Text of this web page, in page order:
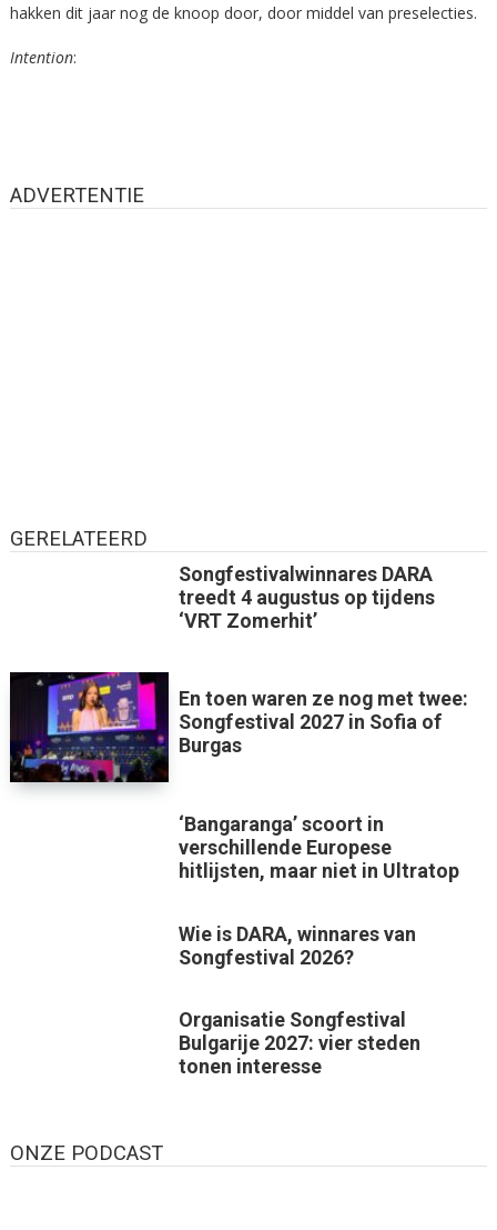
hakken dit jaar nog de knoop door, door middel van preselecties.
Intention:
ADVERTENTIE
GERELATEERD
Songfestivalwinnares DARA
treedt 4 augustus op tijdens
‘VRT Zomerhit’
En toen waren ze nog met twee:
Songfestival 2027 in Sofia of
Burgas
‘Bangaranga’ scoort in
verschillende Europese
hitlijsten, maar niet in Ultratop
Wie is DARA, winnares van
Songfestival 2026?
Organisatie Songfestival
Bulgarije 2027: vier steden
tonen interesse
ONZE PODCAST